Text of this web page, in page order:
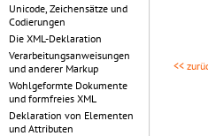
Unicode, Zeichensätze und
Codierungen
Die XML-Deklaration
Verarbeitungsanweisungen
und anderer Markup
Wohlgeformte Dokumente
und formfreies XML
Deklaration von Elementen
und Attributen
<<